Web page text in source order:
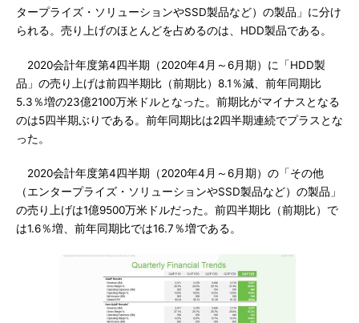
タープライズ・ソリューションやSSD製品など）の製品」に分け
られる。売り上げのほとんどを占めるのは、HDD製品である。
2020会計年度第4四半期（2020年4月～6月期）に「HDD製
品」の売り上げは前四半期比（前期比）8.1％減、前年同期比
5.3％増の23億2100万米ドルとなった。前期比がマイナスとなる
のは5四半期ぶりである。前年同期比は2四半期連続でプラスとな
った。
2020会計年度第4四半期（2020年4月～6月期）の「その他
（エンタープライズ・ソリューションやSSD製品など）の製品」
の売り上げは1億9500万米ドルだった。前四半期比（前期比）で
は1.6％増、前年同期比では16.7％増である。